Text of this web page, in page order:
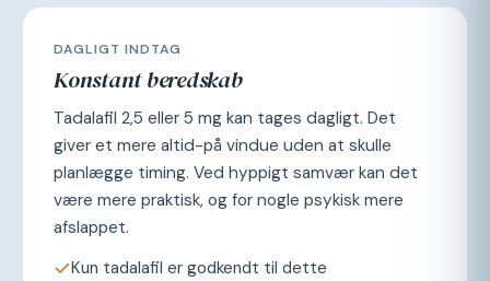
DAGLIGT INDTAG
Konstant beredskab
Tadalafil 2,5 eller 5 mg kan tages dagligt. Det
giver et mere altid-på vindue uden at skulle
planlægge timing. Ved hyppigt samvær kan det
være mere praktisk, og for nogle psykisk mere
afslappet.
Kun tadalafil er godkendt til dette